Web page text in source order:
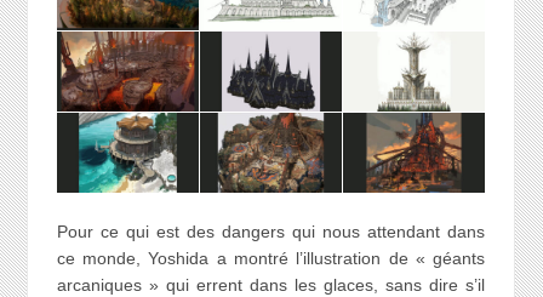
Pour ce qui est des dangers qui nous attendant dans
ce monde, Yoshida a montré l’illustration de « géants
arcaniques » qui errent dans les glaces, sans dire s’il